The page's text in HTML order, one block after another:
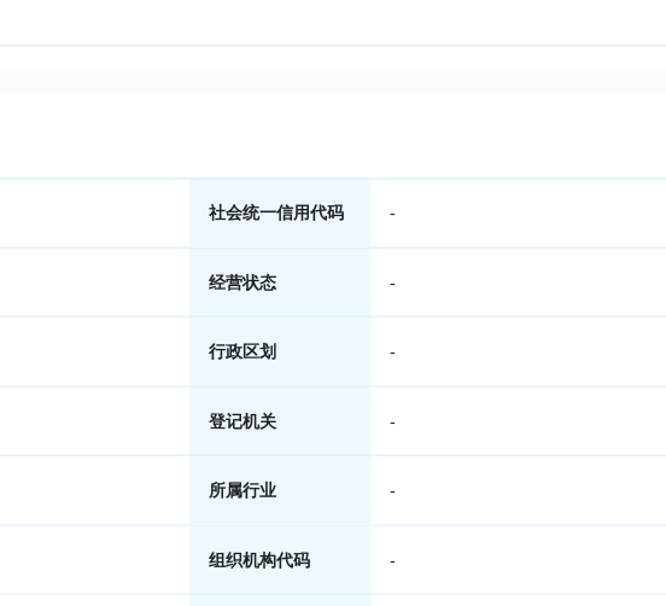
社会统一信用代码 -
经营状态 -
行政区划 -
登记机关 -
所属行业 -
组织机构代码 -